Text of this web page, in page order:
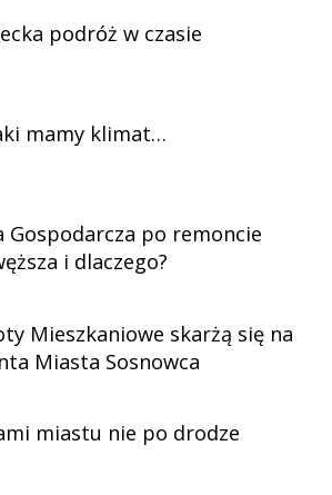
podróż w czasie
mamy klimat…
Gospodarcza po remoncie
i dlaczego?
Mieszkaniowe skarżą się na
Miasta Sosnowca
miastu nie po drodze